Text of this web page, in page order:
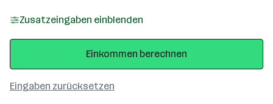
Zusatzeingaben einblenden
Eingaben zurücksetzen
Einkommen berechnen